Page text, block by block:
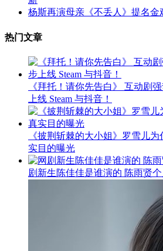
杨斯再演母亲《不丢人》提名金
热门文章
《拜托！请你先告白》 互动剧
上线 Steam 与抖音！
《披荆斩棘的大小姐》罗雪儿
实目的曝光
剧新生陈佳佳是谁演的 陈雨贤